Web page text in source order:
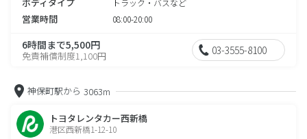
トラック・バスなど
営業時間 08:00-20:00
6時間まで5,500円
免責補償制度1,100円 03-3555-8100
神保町駅から 3063m
トヨタレンタカー西新橋
港区西新橋1-12-10